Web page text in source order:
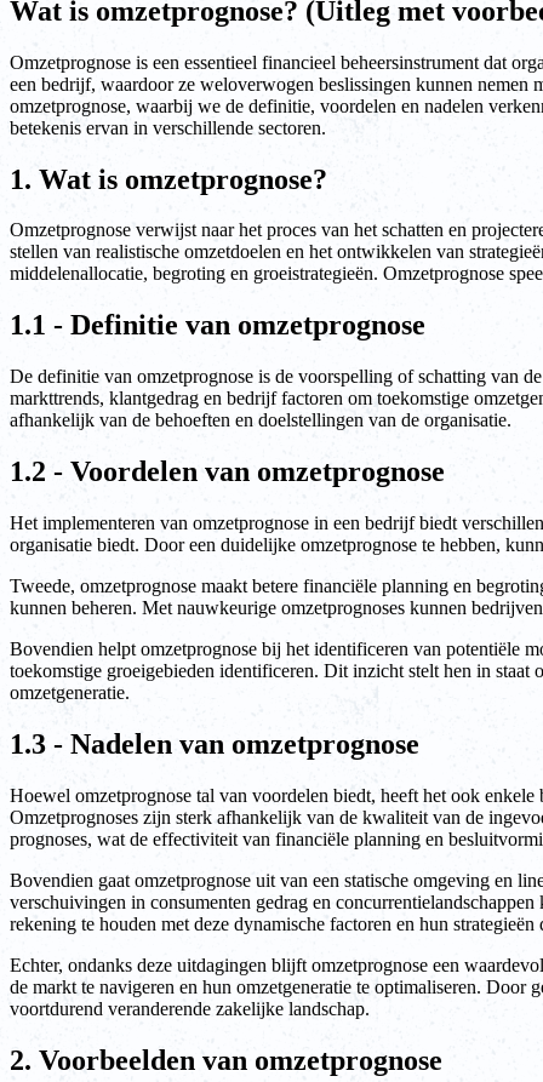
Wat is omzetprognose? (Uitleg met
Omzetprognose is een essentieel financieel beheersinstrument dat
een bedrijf, waardoor ze weloverwogen beslissingen kunnen
omzetprognose, waarbij we de definitie, voordelen en nadelen
betekenis ervan in verschillende sectoren.
1. Wat is omzetprognose?
Omzetprognose verwijst naar het proces van het schatten en
stellen van realistische omzetdoelen en het ontwikkelen van
middelenallocatie, begroting en groeistrategieën. Omzetprognose
1.1 - Definitie van omzetprognose
De definitie van omzetprognose is de voorspelling of schatting van
markttrends, klantgedrag en bedrijf factoren om toekomstige
afhankelijk van de behoeften en doelstellingen van de organisatie.
1.2 - Voordelen van omzetprognose
Het implementeren van omzetprognose in een bedrijf biedt
organisatie biedt. Door een duidelijke omzetprognose te hebben,
Tweede, omzetprognose maakt betere financiële planning en
kunnen beheren. Met nauwkeurige omzetprognoses kunnen
Bovendien helpt omzetprognose bij het identificeren van potentiële
toekomstige groeigebieden identificeren. Dit inzicht stelt hen in staat
omzetgeneratie.
1.3 - Nadelen van omzetprognose
Hoewel omzetprognose tal van voordelen biedt, heeft het ook
Omzetprognoses zijn sterk afhankelijk van de kwaliteit van de
prognoses, wat de effectiviteit van financiële planning en
Bovendien gaat omzetprognose uit van een statische omgeving en
verschuivingen in consumenten gedrag en
rekening te houden met deze dynamische factoren en hun strategieën
Echter, ondanks deze uitdagingen blijft omzetprognose een
de markt te navigeren en hun omzetgeneratie te optimaliseren.
voortdurend veranderende zakelijke landschap.
2. Voorbeelden van omzetprognose